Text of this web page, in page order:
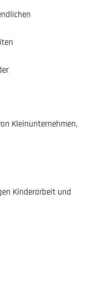
Kleinunternehmen,
Kinderarbeit und